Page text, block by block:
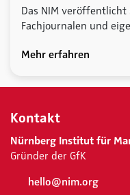
Das NIM veröffentlicht
Fachjournalen und
Mehr erfahren
Kontakt
Nürnberg Institut für
Gründer der GfK
hello@nim.org